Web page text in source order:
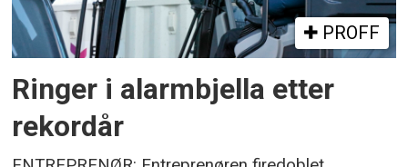
PROFF
Ringer i alarmbjella etter
rekordår